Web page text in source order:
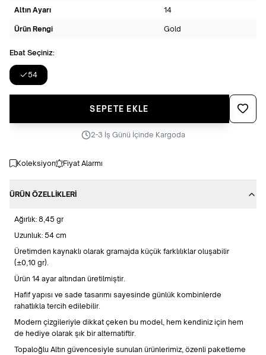
Altın Ayarı 14
Ürün Rengi Gold
Ebat Seçiniz:
54
SEPETE EKLE
2-3 İş Günü İçinde Kargoda
Koleksiyon Fiyat Alarmı
ÜRÜN ÖZELLIKLERI
Ağırlık: 8,45 gr
Uzunluk: 54 cm
Üretimden kaynaklı olarak gramajda küçük farklılıklar oluşabilir
(±0,10 gr).
Ürün 14 ayar altından üretilmiştir.
Hafif yapısı ve sade tasarımı sayesinde günlük kombinlerde
rahatlıkla tercih edilebilir.
Modern çizgileriyle dikkat çeken bu model, hem kendiniz için hem
de hediye olarak şık bir alternatiftir.
Topaloğlu Altın güvencesiyle sunulan ürünlerimiz, özenli paketleme